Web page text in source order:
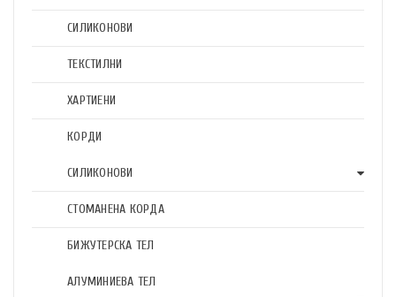
СИЛИКОНОВИ
ТЕКСТИЛНИ
ХАРТИЕНИ
КОРДИ
СИЛИКОНОВИ
СТОМАНЕНА КОРДА
БИЖУТЕРСКА ТЕЛ
АЛУМИНИЕВА ТЕЛ